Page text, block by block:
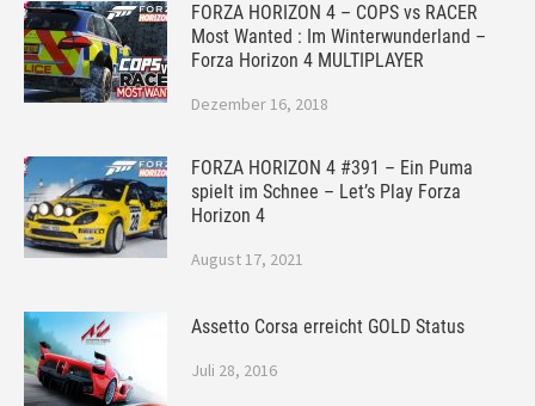
FORZA HORIZON 4 – COPS vs RACER
Most Wanted : Im Winterwunderland –
Forza Horizon 4 MULTIPLAYER
Dezember 16, 2018
FORZA HORIZON 4 #391 – Ein Puma
spielt im Schnee – Let’s Play Forza
Horizon 4
August 17, 2021
Assetto Corsa erreicht GOLD Status
Juli 28, 2016